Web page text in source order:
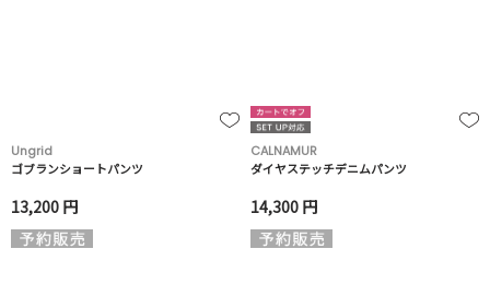
Ungrid
ゴブランショートパンツ
13,200 円
CALNAMUR
ダイヤステッチデニムパンツ
14,300 円